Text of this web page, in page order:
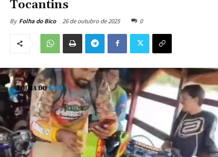
Tocantins
By Folha do Bico 26 de outubro de 2025 0